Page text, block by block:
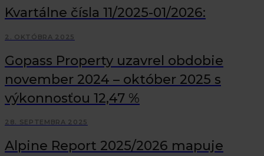
Kvartálne čísla 11/2025-01/2026:
2. OKTÓBRA 2025
Gopass Property uzavrel obdobie
november 2024 – október 2025 s
výkonnosťou 12,47 %
28. SEPTEMBRA 2025
Alpine Report 2025/2026 mapuje